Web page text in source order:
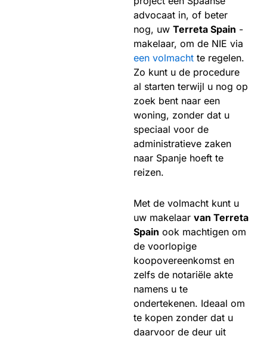
advocaat in, of beter
nog, uw Terreta Spain -
makelaar, om de NIE via
een volmacht te regelen.
Zo kunt u de procedure
al starten terwijl u nog op
zoek bent naar een
woning, zonder dat u
speciaal voor de
administratieve zaken
naar Spanje hoeft te
reizen.
Met de volmacht kunt u
uw makelaar van Terreta
Spain ook machtigen om
de voorlopige
koopovereenkomst en
zelfs de notariële akte
namens u te
ondertekenen. Ideaal om
te kopen zonder dat u
daarvoor de deur uit